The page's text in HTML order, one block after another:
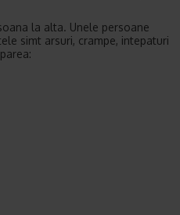
la alta. Unele persoane
simt arsuri, crampe, intepaturi